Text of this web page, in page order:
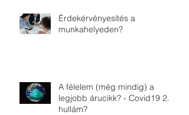
Érdekérvényesítés a
munkahelyeden?
A félelem (még mindig) a
legjobb árucikk? - Covid19 2.
hullám?